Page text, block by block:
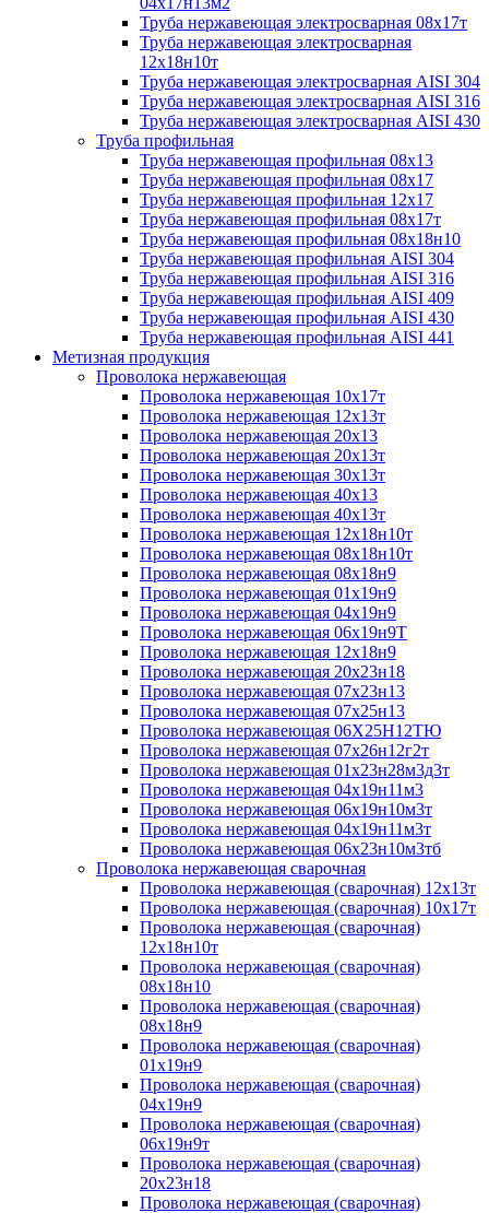
Труба нержавеющая электросварная 08х17т
Труба нержавеющая электросварная
12х18н10т
Труба нержавеющая электросварная AISI 304
Труба нержавеющая электросварная AISI 316
Труба нержавеющая электросварная AISI 430
Труба профильная
Труба нержавеющая профильная 08х13
Труба нержавеющая профильная 08х17
Труба нержавеющая профильная 12х17
Труба нержавеющая профильная 08х17т
Труба нержавеющая профильная 08х18н10
Труба нержавеющая профильная AISI 304
Труба нержавеющая профильная AISI 316
Труба нержавеющая профильная AISI 409
Труба нержавеющая профильная AISI 430
Труба нержавеющая профильная AISI 441
Метизная продукция
Проволока нержавеющая
Проволока нержавеющая 10х17т
Проволока нержавеющая 12х13т
Проволока нержавеющая 20х13
Проволока нержавеющая 20х13т
Проволока нержавеющая 30х13т
Проволока нержавеющая 40х13
Проволока нержавеющая 40х13т
Проволока нержавеющая 12х18н10т
Проволока нержавеющая 08х18н10т
Проволока нержавеющая 08х18н9
Проволока нержавеющая 01х19н9
Проволока нержавеющая 04х19н9
Проволока нержавеющая 06х19н9Т
Проволока нержавеющая 12х18н9
Проволока нержавеющая 20х23н18
Проволока нержавеющая 07х23н13
Проволока нержавеющая 07х25н13
Проволока нержавеющая 06Х25Н12ТЮ
Проволока нержавеющая 07х26н12г2т
Проволока нержавеющая 01х23н28м3д3т
Проволока нержавеющая 04х19н11м3
Проволока нержавеющая 06х19н10м3т
Проволока нержавеющая 04х19н11м3т
Проволока нержавеющая 06х23н10м3тб
Проволока нержавеющая сварочная
Проволока нержавеющая (сварочная) 12х13т
Проволока нержавеющая (сварочная) 10х17т
Проволока нержавеющая (сварочная)
12х18н10т
Проволока нержавеющая (сварочная)
08х18н10
Проволока нержавеющая (сварочная)
08х18н9
Проволока нержавеющая (сварочная)
01х19н9
Проволока нержавеющая (сварочная)
04х19н9
Проволока нержавеющая (сварочная)
06х19н9т
Проволока нержавеющая (сварочная)
20х23н18
Проволока нержавеющая (сварочная)